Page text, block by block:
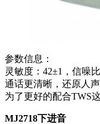
参数信息：
灵敏度：42±1，信噪
通话更清晰，还原人声
为了更好的配合TWS
MJ2718下进音